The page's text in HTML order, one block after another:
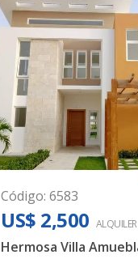
Código: 6583
US$ 2,500 ALQUILER